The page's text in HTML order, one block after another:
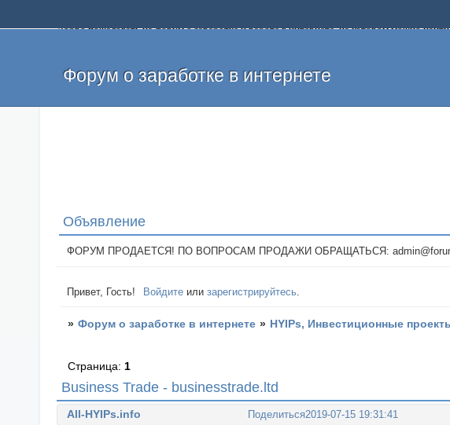
Добро пожаловать на форум о заработке и работе в интернете, на котором можно
и оставлять свои отзывы. Если вы знаете, что определенный проект или сайт не
легкие деньги без вложений и регистрации уже сегодня. Создавайте новые темы,
Форум о заработке в интернете
Объявление
ФОРУМ ПРОДАЕТСЯ! ПО ВОПРОСАМ ПРОДАЖИ ОБРАЩАТЬСЯ:
Привет, Гость! Войдите илизарегистрируйтесь.
» Форум о заработке в интернете » HYIPs, Инвестиционные
Business Trade - businesstrade.ltd
Страница: 1
Поделиться2019-07-15 19:31:41
All-HYIPs.info